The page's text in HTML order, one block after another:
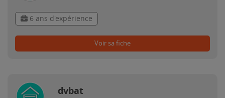
6 ans d'expérience
Voir sa fiche
dvbat